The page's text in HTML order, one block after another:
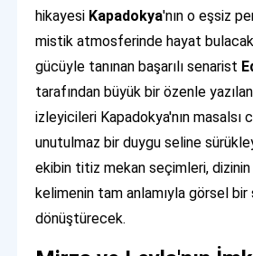
hikayesi Kapadokya'nın o eşsiz
mistik atmosferinde hayat
gücüyle tanınan başarılı senarist
tarafından büyük bir özenle
izleyicileri Kapadokya'nın masalsı
unutulmaz bir duygu seline
ekibin titiz mekan seçimleri, dizinin
kelimenin tam anlamıyla görsel bir
dönüştürecek.